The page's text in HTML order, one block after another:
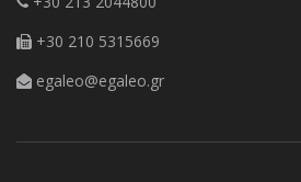
+30 210 5315669
egaleo@egaleo.gr